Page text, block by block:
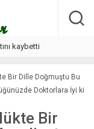
kaybetti
Bir Dille Doğmuştu Bu
Doktorlara İyi ki
Bir